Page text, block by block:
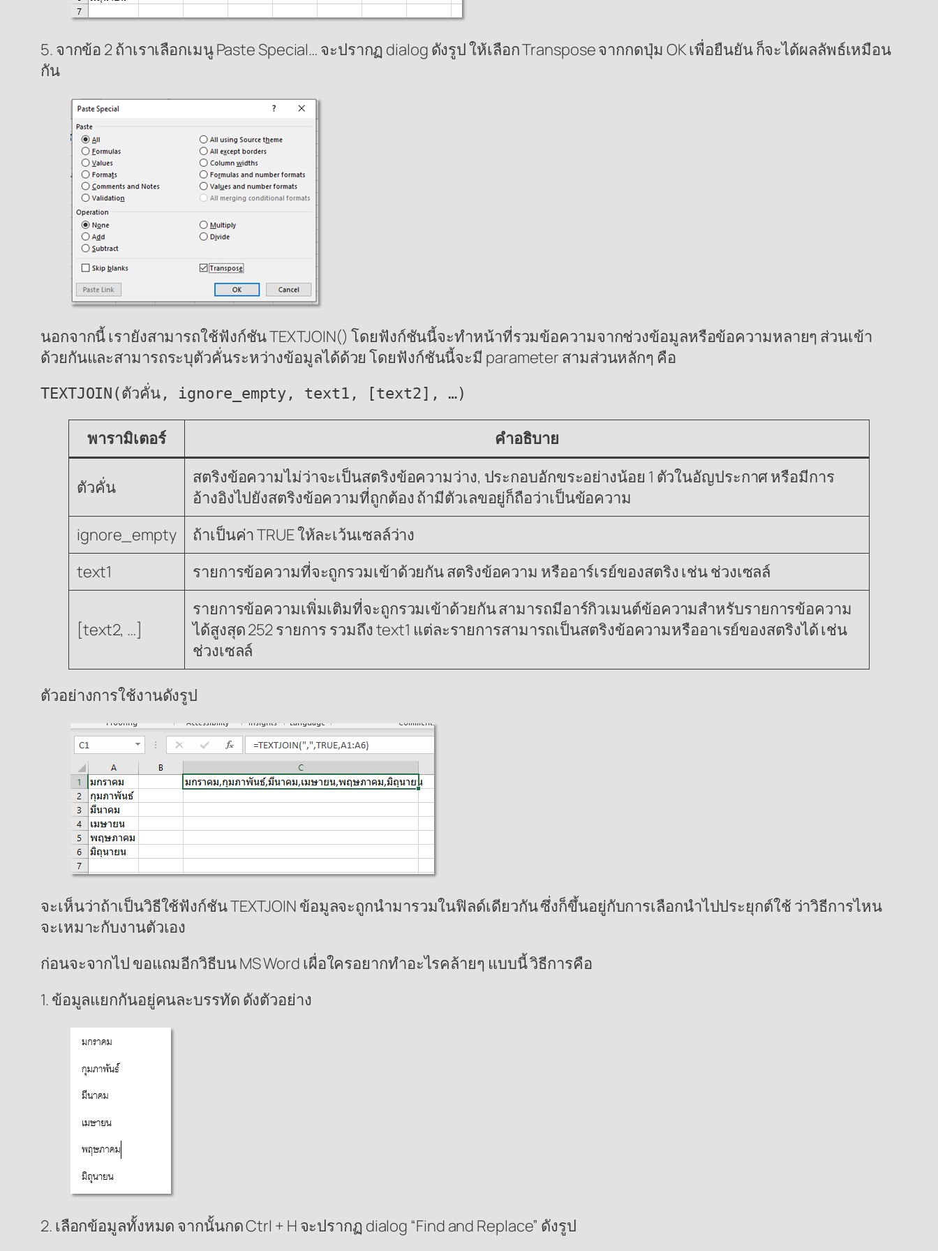
5. จากข้อ 2 ถ้าเราเลือกเมนู Paste Special… จะปรากฏ dialog ดังรูป ให้เลือก Transpose จากกดปุ่ม OK เพื่อยืนยัน ก็จะได้ผลลัพธ์เหมือน
กัน
นอกจากนี้ เรายังสามารถใช้ฟังก์ชัน TEXTJOIN() โดยฟังก์ชันนี้จะทำหน้าที่รวมข้อความจากช่วงข้อมูลหรือข้อความหลายๆ ส่วนเข้า
ด้วยกันและสามารถระบุตัวคั่นระหว่างข้อมูลได้ด้วย โดยฟังก์ชันนี้จะมี parameter สามส่วนหลักๆ คือ
TEXTJOIN(ตัวคั่น, ignore_empty, text1, [text2], …)
พารามิเตอร์ คำอธิบาย
ตัวคั่น
สตริงข้อความไม่ว่าจะเป็นสตริงข้อความว่าง, ประกอบอักขระอย่างน้อย 1 ตัวในอัญประกาศ หรือมีการ
อ้างอิงไปยังสตริงข้อความที่ถูกต้อง ถ้ามีตัวเลขอยู่ก็ถือว่าเป็นข้อความ
ignore_empty
ถ้าเป็นค่า TRUE ให้ละเว้นเซลล์ว่าง
text1
รายการข้อความที่จะถูกรวมเข้าด้วยกัน สตริงข้อความ หรืออาร์เรย์ของสตริง เช่น ช่วงเซลล์
[text2, …]
รายการข้อความเพิ่มเติมที่จะถูกรวมเข้าด้วยกัน สามารถมีอาร์กิวเมนต์ข้อความสำหรับรายการข้อความ
ได้สูงสุด 252 รายการ รวมถึง text1 แต่ละรายการสามารถเป็นสตริงข้อความหรืออาเรย์ของสตริงได้ เช่น
ช่วงเซลล์
ตัวอย่างการใช้งานดังรูป
จะเห็นว่าถ้าเป็นวิธีใช้ฟังก์ชัน TEXTJOIN ข้อมูลจะถูกนำมารวมในฟิลด์เดียวกัน ซึ่งก็ขึ้นอยู่กับการเลือกนำไปประยุกต์ใช้ ว่าวิธีการไหน
จะเหมาะกับงานตัวเอง
ก่อนจะจากไป ขอแถมอีกวิธีบน MS Word เผื่อใครอยากทำอะไรคล้ายๆ แบบนี้ วิธีการคือ
1. ข้อมูลแยกกันอยู่คนละบรรทัด ดังตัวอย่าง
2. เลือกข้อมูลทั้งหมด จากนั้นกด Ctrl + H จะปรากฏ dialog “Find and Replace” ดังรูป